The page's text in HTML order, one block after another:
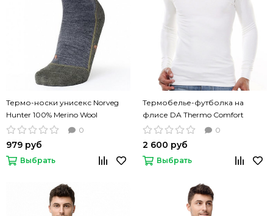
Термо-носки унисекс Norveg
Hunter 100% Merino Wool
0
979 руб
Выбрать
Термобелье-футболка на
флисе DA Thermo Comfort
кремовый цвет
0
2 600 руб
Выбрать